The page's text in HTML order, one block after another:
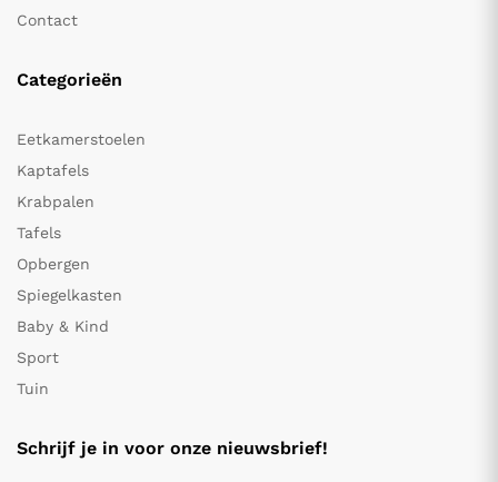
Contact
Categorieën
Eetkamerstoelen
Kaptafels
Krabpalen
Tafels
Opbergen
Spiegelkasten
Baby & Kind
Sport
Tuin
Schrijf je in voor onze nieuwsbrief!